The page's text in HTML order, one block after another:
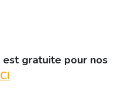
est gratuite pour nos